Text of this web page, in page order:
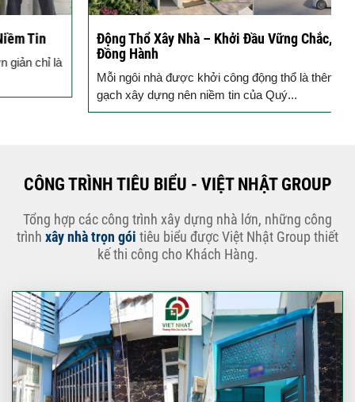
Động Thổ Xây Nhà – Khởi Đầu Vững Chắc, An Tâm
Đồng Hành
Mỗi ngôi nhà được khởi công động thổ là thêm một viên
gạch xây dựng nên niềm tin của Quý...
CÔNG TRÌNH TIÊU BIỂU - VIỆT NHẬT GROUP
Tổng hợp các công trình xây dựng nhà lớn, những công
trình xây nhà trọn gói tiêu biểu được Việt Nhật Group thiết
kế thi công cho Khách Hàng.